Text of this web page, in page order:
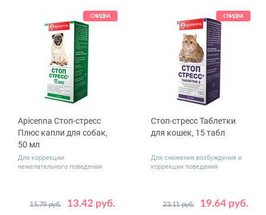
СКИДКА
Apicenna Стоп-стресс
Плюс капли для собак,
50 мл
Для коррекции
нежелательного поведения
13.42 руб.
15.79 руб.
СКИДКА
Стоп-стресс Таблетки
для кошек, 15 табл
Для снижения возбуждения и
коррекции поведения
19.64 руб.
23.11 руб.